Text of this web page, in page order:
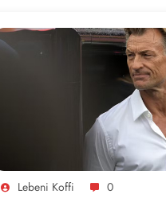
Lebeni Koffi 0